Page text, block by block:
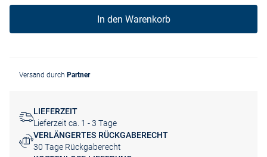
In den Warenkorb
Versand durch Partner
LIEFERZEIT
Lieferzeit ca. 1 - 3 Tage
VERLÄNGERTES RÜCKGABERECHT
30 Tage Rückgaberecht